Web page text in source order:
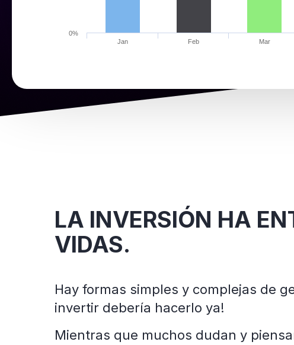
Jan Feb Mar
0%
LA INVERSIÓN HA
VIDAS.
Hay formas simples y complejas de
invertir debería hacerlo ya!
Mientras que muchos dudan y